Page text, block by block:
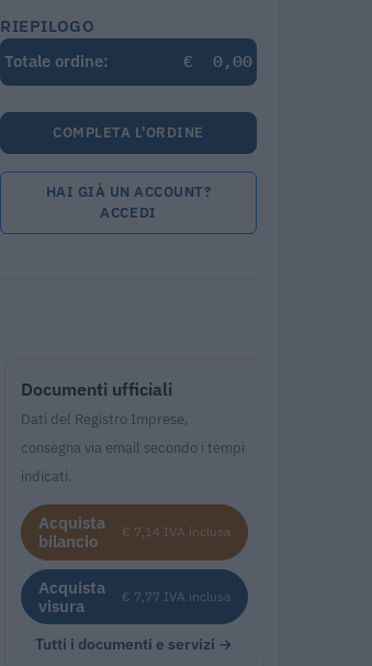
RIEPILOGO
Totale ordine:
€ 0,00
COMPLETA L'ORDINE
HAI GIÀ UN ACCOUNT?
ACCEDI
Documenti ufficiali
Dati del Registro Imprese,
consegna via email secondo i tempi
indicati.
Acquista
bilancio
€ 7,14 IVA inclusa
Acquista
visura
€ 7,77 IVA inclusa
Tutti i documenti e servizi →